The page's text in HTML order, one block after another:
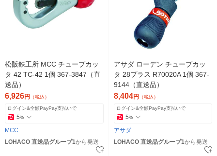
松阪鉄工所 MCC チューブカッ
タ 42 TC-42 1個 367-3847（直
送品）
6,926円 （税込）
ログイン&全額PayPay支払いで
5%
MCC
LOHACO 直送品グループ1から発送
アサダ ローデン チューブカッ
タ 28プラス R70020A 1個 367-
9144（直送品）
8,404円 （税込）
ログイン&全額PayPay支払いで
5%
アサダ
LOHACO 直送品グループ1から発送